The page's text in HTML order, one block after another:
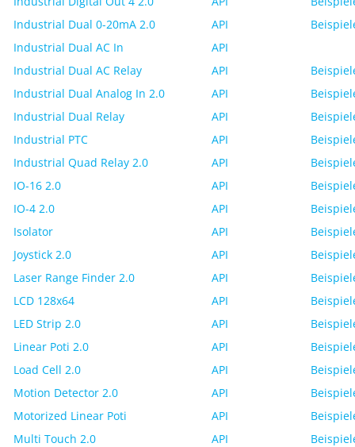
Industrial Dual 0-20mA 2.0
API
Industrial Dual AC In
API
Industrial Dual AC Relay
API
Industrial Dual Analog In 2.0
API
Industrial Dual Relay
API
Industrial PTC
API
Industrial Quad Relay 2.0
API
IO-16 2.0
API
IO-4 2.0
API
Isolator
API
Joystick 2.0
API
Laser Range Finder 2.0
API
LCD 128x64
API
LED Strip 2.0
API
Linear Poti 2.0
API
Load Cell 2.0
API
Motion Detector 2.0
API
Motorized Linear Poti
API
Multi Touch 2.0
API